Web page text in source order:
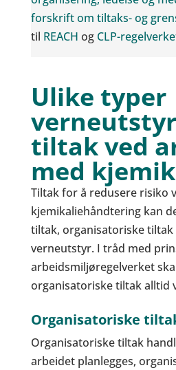
forskrift om tiltaks- og
til REACH og CLP-
Ulike typer
tiltak ved
med
Tiltak for å redusere risiko
kjemikaliehåndtering kan
tiltak, organisatoriske tiltak
verneutstyr. I tråd med
arbeidsmiljøregelverket
organisatoriske tiltak alltid
Organisatoriske
Organisatoriske tiltak
arbeidet planlegges,